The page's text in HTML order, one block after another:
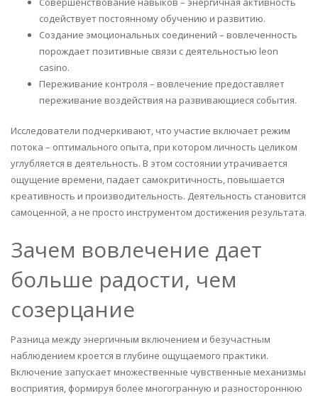
содействует постоянному обучению и развитию.
Создание эмоциональных соединений – вовлеченность
порождает позитивные связи с деятельностью leon
casino.
Переживание контроля – вовлечение предоставляет
переживание воздействия на развивающиеся события.
Исследователи подчеркивают, что участие включает режим
потока – оптимального опыта, при котором личность целиком
углубляется в деятельность. В этом состоянии утрачивается
ощущение времени, падает самокритичность, повышается
креативность и производительность. Деятельность становится
самоценной, а не просто инструментом достижения результата.
Зачем вовлечение дает
больше радости, чем
созерцание
Разница между энергичным включением и безучастным
наблюдением кроется в глубине ощущаемого практики.
Включение запускает множественные чувственные механизмы
восприятия, формируя более многогранную и разностороннюю